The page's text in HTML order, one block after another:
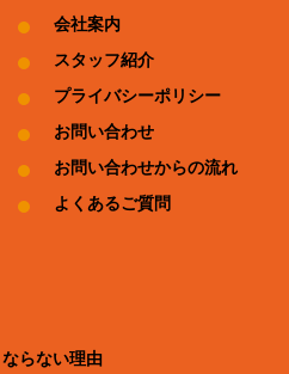
会社案内
スタッフ紹介
プライバシーポリシー
お問い合わせ
お問い合わせからの流れ
よくあるご質問
らない理由